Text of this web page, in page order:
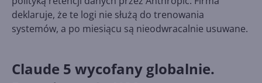
deklaruje, że te logi nie służą do trenowania
systemów, a po miesiącu są nieodwracalnie usuwane.
Claude 5 wycofany globalnie.